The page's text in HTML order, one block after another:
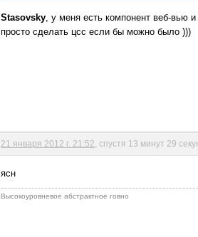
Stasovsky, у меня есть компонент веб-вью
просто сделать цсс если бы можно было )))
21 января 2012 г. 21:52 , спустя 13 минут 29
ясн
Высокоуровневое абстрактное говно